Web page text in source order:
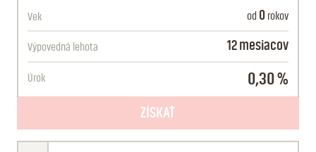
Vek od0 rokov
Výpovedná lehota 12 mesiacov
Úrok 0,30 %
ZÍSKAŤ
12 MESAČNÁ VÝPOVEDNÁ LEHOTA
Za prvý roknašetríte 1 102 €